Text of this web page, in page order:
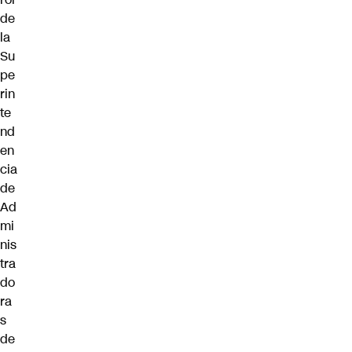
de
la
Su
pe
rin
te
nd
en
cia
de
Ad
mi
nis
tra
do
ra
s
de